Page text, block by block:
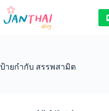
Skip
content
ป้ายกำกับ สรรพสามิต